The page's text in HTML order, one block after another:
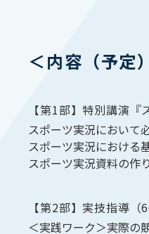
＜内容（予定
【第1部】特別講演『
スポーツ実況において
スポーツ実況における
スポーツ実況資料の作
【第2部】実技指導（
＜実践ワーク＞実際の